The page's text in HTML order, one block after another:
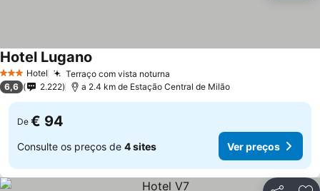
3 EstrelasHotel Terraço com vista noturna
Hotel Lugano
6,6 2.222 a 2.4 km de Estação Central de Milão
De € 94
Consulte os preços de 4 sites Ver preços